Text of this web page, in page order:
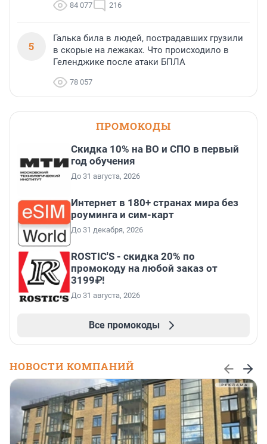
84 077 216
5
Галька била в людей, пострадавших грузили
в скорые на лежаках. Что происходило в
Геленджике после атаки БПЛА
78 057
ПРОМОКОДЫ
Скидка 10% на ВО и СПО в первый
год обучения
До 31 августа, 2026
Интернет в 180+ странах мира без
роуминга и сим-карт
До 31 декабря, 2026
ROSTIC'S - скидка 20% по
промокоду на любой заказ от
3199₽!
До 31 августа, 2026
Все промокоды
НОВОСТИ КОМПАНИЙ